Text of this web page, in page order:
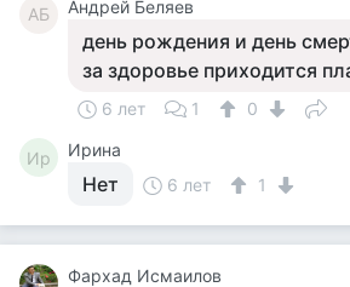
АБ Андрей Беляев
день рождения и день
за здоровье приходится
6 лет 1 0
Ир Ирина
Нет 6 лет 1
Фархад Исмаилов